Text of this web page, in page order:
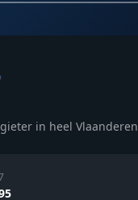
in heel Vlaanderen